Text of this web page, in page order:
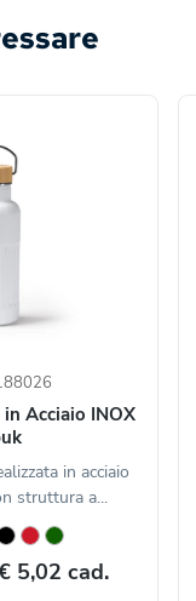
Acciaio INOX
in acciaio
struttura a...
5,02 cad.